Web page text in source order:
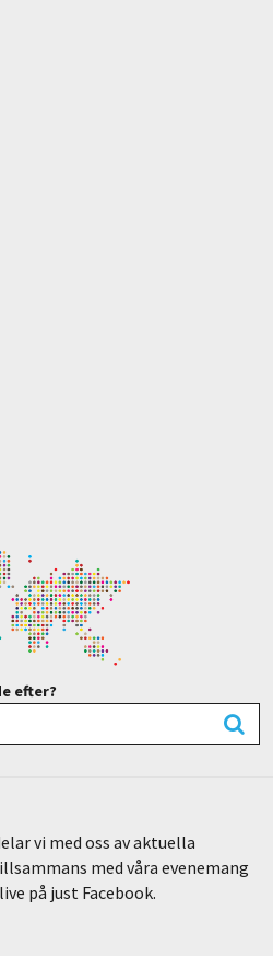
efter?
vi med oss av aktuella
med våra evenemang
på just Facebook.